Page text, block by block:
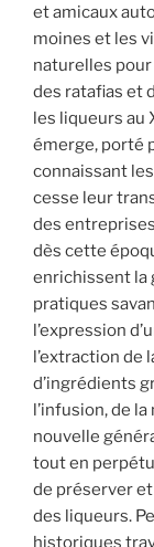
et amicaux
moines et les
naturelles
des ratafias et
les liqueurs au
émerge, porté
connaissant
cesse leur
des
dès cette
enrichissent la
pratiques
l’expression
l’extraction de
d’ingrédients
l’infusion, de
nouvelle
tout en
de préserver
des liqueurs.
historiques